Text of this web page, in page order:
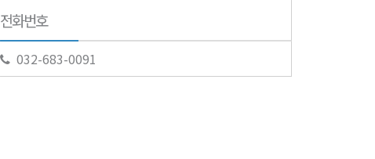
전화번호
032-683-0091